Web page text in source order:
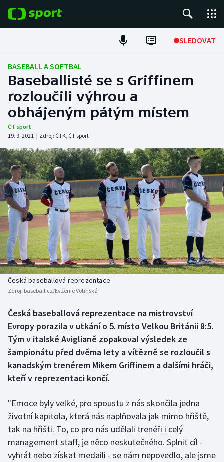
SLEDOVAT
Fotbal
Hokej
Tenis
Atletika
Cyklistika
DALŠÍ SPORTY
Americký fotbal
Baseball a softbal
Basketbal
Biatlon
Box
Curling
Dostihy
Florbal
Futsal
Golf
NEPŘEHLÉDNĚTE
Soutěže
Historické návraty
Aplikace ČT sport
BASEBALL A SOFTBAL
Baseballisté se s Griffinem
rozloučili výhrou a
obhájeným pátým místem
ČT sport
19. 9. 2021 | Zdroj: ČTK, ČT sport
Česká baseballová reprezentace
Zdroj: baseball.cz/Evženie Votinská
Česká baseballová reprezentace na mistrovství
Evropy porazila v utkání o 5. místo Velkou Británii 8:5.
Tým v italské Aviglianě zopakoval výsledek ze
šampionátu před dvěma lety a vítězně se rozloučil s
kanadským trenérem Mikem Griffinem a dalšími hráči,
kteří v reprezentaci končí.
"Emoce byly velké, pro spoustu z nás skončila jedna
životní kapitola, která nás naplňovala jak mimo hřiště,
tak na hřišti. To, co pro nás udělali trenéři i celý
management staff, je něco neskutečného. Splnit cíl -
vyhrát nebo získat medaili - se nám nepovedlo, ale jsme